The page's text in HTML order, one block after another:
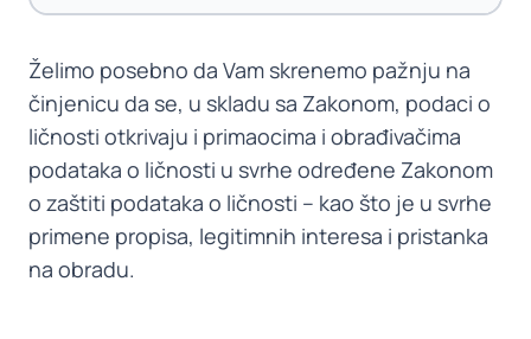
Želimo posebno da Vam skrenemo pažnju na
činjenicu da se, u skladu sa Zakonom, podaci o
ličnosti otkrivaju i primaocima i obrađivačima
podataka o ličnosti u svrhe određene Zakonom
o zaštiti podataka o ličnosti – kao što je u svrhe
primene propisa, legitimnih interesa i pristanka
na obradu.